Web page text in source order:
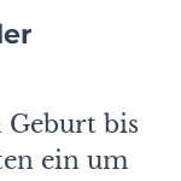
Geburt bis
ein um